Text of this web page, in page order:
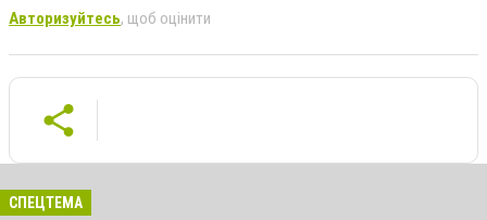
Авторизуйтесь, щоб оцінити
СПЕЦТЕМА